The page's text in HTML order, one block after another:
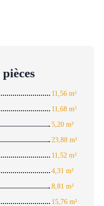
pièces
11,56 m²
11,68 m²
5,20 m²
23,88 m²
11,52 m²
4,31 m²
8,81 m²
15,76 m²